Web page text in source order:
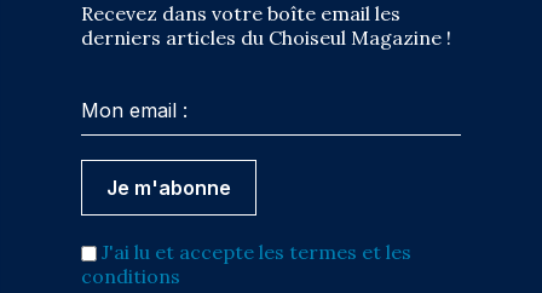
Recevez dans votre boîte email les
derniers articles du Choiseul Magazine !
J'ai lu et accepte les termes et les
conditions